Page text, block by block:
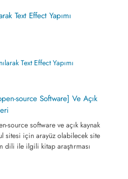
Text Effect Yapımı
source Software] Ve Açık
source software ve açık kaynak
sitesi için arayüz olabilecek site
dili ile ilgili kitap araştırması